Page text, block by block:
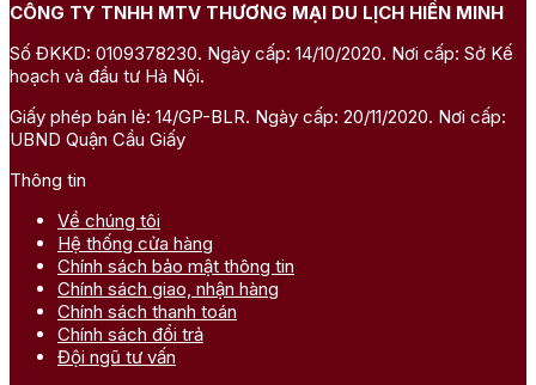
CÔNG TY TNHH MTV THƯƠNG MẠI DU LỊCH HIỀN MINH
Số ĐKKD: 0109378230. Ngày cấp: 14/10/2020. Nơi cấp: Sở Kế
hoạch và đầu tư Hà Nội.
Giấy phép bán lẻ: 14/GP-BLR. Ngày cấp: 20/11/2020. Nơi cấp:
UBND Quận Cầu Giấy
Thông tin
Về chúng tôi
Hệ thống cửa hàng
Chính sách bảo mật thông tin
Chính sách giao, nhận hàng
Chính sách thanh toán
Chính sách đổi trả
Đội ngũ tư vấn